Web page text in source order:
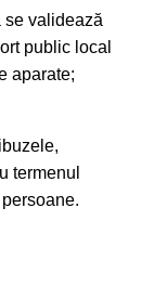
se validează
public local
aparate;
termenul